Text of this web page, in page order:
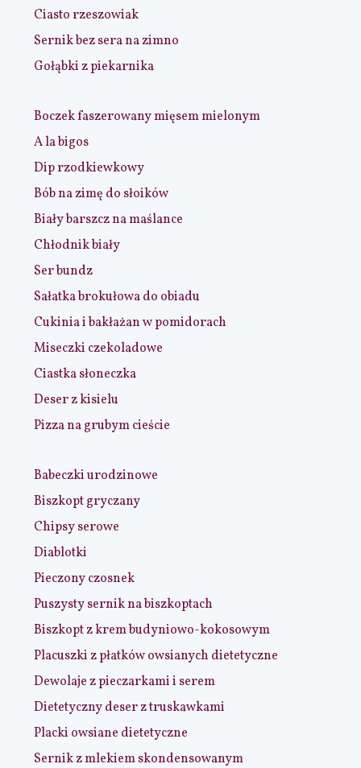
Ciasto rzeszowiak
Sernik bez sera na zimno
Gołąbki z piekarnika
Boczek faszerowany mięsem mielonym
A la bigos
Dip rzodkiewkowy
Bób na zimę do słoików
Biały barszcz na maślance
Chłodnik biały
Ser bundz
Sałatka brokułowa do obiadu
Cukinia i bakłażan w pomidorach
Miseczki czekoladowe
Ciastka słoneczka
Deser z kisielu
Pizza na grubym cieście
Babeczki urodzinowe
Biszkopt gryczany
Chipsy serowe
Diablotki
Pieczony czosnek
Puszysty sernik na biszkoptach
Biszkopt z krem budyniowo-kokosowym
Placuszki z płatków owsianych dietetyczne
Dewolaje z pieczarkami i serem
Dietetyczny deser z truskawkami
Placki owsiane dietetyczne
Sernik z mlekiem skondensowanym